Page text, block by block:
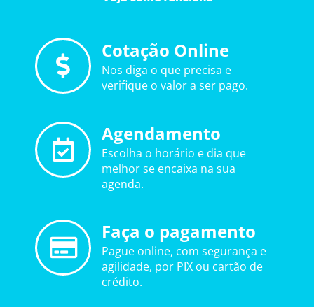
Cotação Online
Nos diga o que precisa e
verifique o valor a ser pago.
Agendamento
Escolha o horário e dia que
melhor se encaixa na sua
agenda.
Faça o pagamento
Pague online, com segurança e
agilidade, por PIX ou cartão de
crédito.